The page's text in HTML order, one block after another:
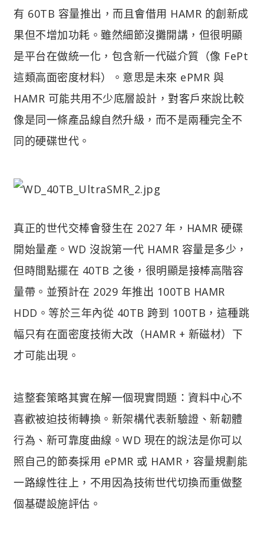
有 60TB 容量推出，而且會借用 HAMR 的創新成
果但不增加功耗。雖然細節沒攤開講，但很明顯
是平台在做統一化，包含新一代磁介質（像 FePt
這類高面密度材料）。意思是未來 ePMR 與
HAMR 可能共用不少底層設計，對客戶來說比較
像是同一條產品線自然升級，而不是兩種完全不
同的硬碟世代。
真正的世代交棒會發生在 2027 年，HAMR 硬碟
開始量產。WD 沒說第一代 HAMR 容量是多少，
但時間點擺在 40TB 之後，很明顯是接棒高階容
量帶。並預計在 2029 年推出 100TB HAMR
HDD。等於三年內從 40TB 跨到 100TB，這種跳
幅只有在面密度技術大改（HAMR + 新磁材）下
才可能出現。
這整套策略其實在解一個現實問題：資料中心不
喜歡被迫技術轉換。新架構代表新驗證、新韌體
行為、新可靠度曲線。WD 現在的說法是你可以
照自己的節奏採用 ePMR 或 HAMR，容量規劃能
一路線性往上，不用因為技術世代切換而重做整
個基礎設施評估。